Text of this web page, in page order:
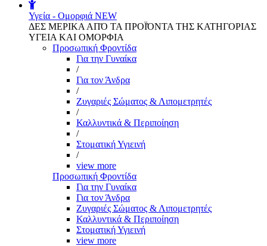
Υγεία - Ομορφιά NEW
ΔΕΣ ΜΕΡΙΚΑ ΑΠΌ ΤΑ ΠΡΟΪΌΝΤΑ ΤΗΣ ΚΑΤΗΓΟΡΙΑΣ
ΥΓΕΙΑ ΚΑΙ ΟΜΟΡΦΙΑ
Προσωπική Φροντίδα
Για την Γυναίκα
/
Για τον Άνδρα
/
Ζυγαριές Σώματος & Λιπομετρητές
/
Καλλυντικά & Περιποίηση
/
Στοματική Υγιεινή
/
view more
Προσωπική Φροντίδα
Για την Γυναίκα
Για τον Άνδρα
Ζυγαριές Σώματος & Λιπομετρητές
Καλλυντικά & Περιποίηση
Στοματική Υγιεινή
view more